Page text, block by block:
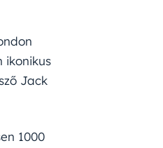
ikonikus
Jack
1000